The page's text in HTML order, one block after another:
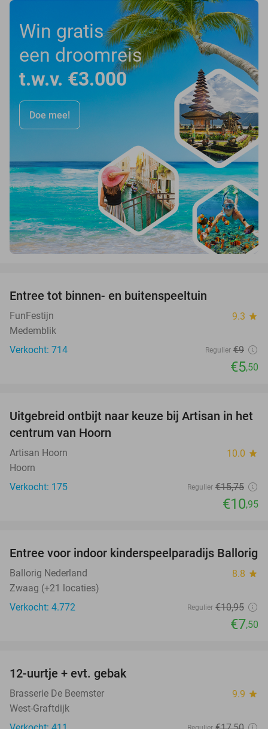
Win gratis
een droomreis
t.w.v. €3.000
Doe mee!
Entree tot binnen- en buitenspeeltuin
FunFestijn 9.3 star
Medemblik
Verkocht: 714
Regulier €9
€5,50
30%
Uitgebreid ontbijt naar keuze bij Artisan in het
centrum van Hoorn
Artisan Hoorn 10.0 star
Hoorn
Verkocht: 175
Regulier €15,75
€10,95
32%
Entree voor indoor kinderspeelparadijs Ballorig
Ballorig Nederland 8.8 star
Zwaag (+21 locaties)
Verkocht: 4.772
Regulier €10,95
€7,50
12-uurtje + evt. gebak
Brasserie De Beemster 9.9 star
West-Graftdijk